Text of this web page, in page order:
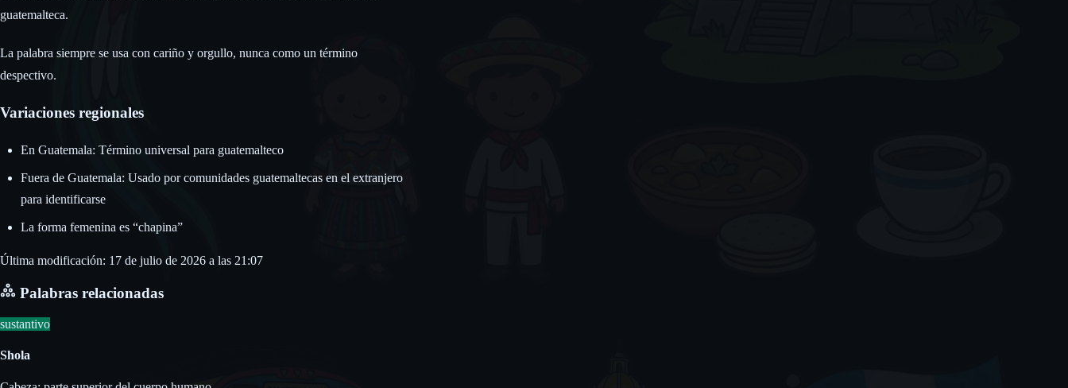
guatemalteca.
La palabra siempre se usa con cariño y orgullo, nunca como un término
despectivo.
Variaciones regionales
En Guatemala: Término universal para guatemalteco
Fuera de Guatemala: Usado por comunidades guatemaltecas en el extranjero
para identificarse
La forma femenina es “chapina”
Última modificación: 17 de julio de 2026 a las 21:07
Palabras relacionadas
sustantivo
Shola